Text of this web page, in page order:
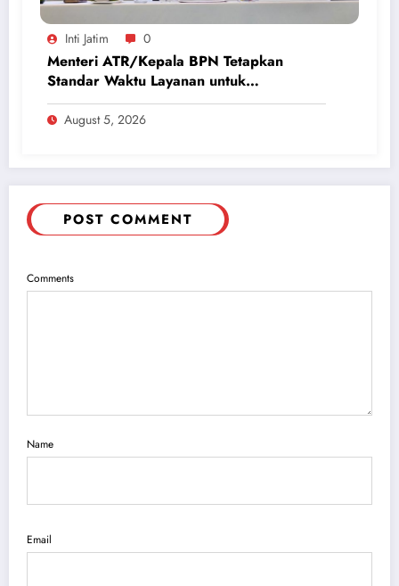
Inti Jatim 0
Menteri ATR/Kepala BPN Tetapkan
Standar Waktu Layanan untuk
Pengukuran Tanah dan Peralihan Hak
August 5, 2026
POST COMMENT
Comments
Name
Email